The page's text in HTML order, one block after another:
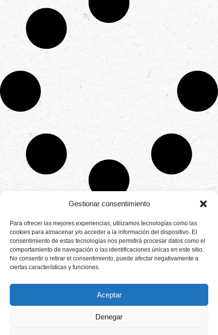
Gestionar consentimiento
Para ofrecer las mejores experiencias, utilizamos tecnologías como las
cookies para almacenar y/o acceder a la información del dispositivo. El
consentimiento de estas tecnologías nos permitirá procesar datos como el
comportamiento de navegación o las identificaciones únicas en este sitio.
No consentir o retirar el consentimiento, puede afectar negativamente a
ciertas características y funciones.
Aceptar
Denegar
Productores
de
fresas,
frambuesas,
arándanos
Calidad
CONTÁCTANOS
Camino de
Montemayor s/n
21800 Moguer.
Huelva ESPAÑA.
info@cunadeplatero.com
25
MATERIALES
CORPORATIVOS
Aviso legal
Política de
privacidad
Canal de denuncias